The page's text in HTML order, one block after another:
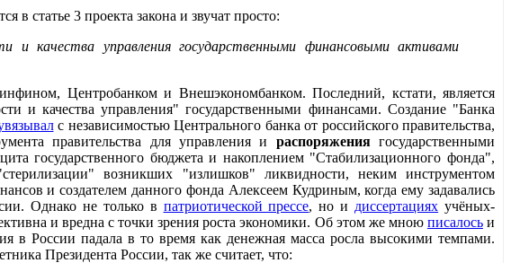
в статье 3 проекта закона и звучат просто:
качества управления государственными финансовыми активами
Центробанком и Внешэкономбанком. Последний, кстати, является
и качества управления" государственными финансами. Создание "Банка
с независимостью Центрального банка от российского правительства,
правительства для управления и распоряжениягосударственными
государственного бюджета и накоплением "Стабилизационного фонда",
возникших "излишков" ликвидности, неким инструментом
и создателем данного фонда Алексеем Кудриным, когда ему задавались
Однако не только в патриотической прессе, но и диссертациях учёных-
и вредна с точки зрения роста экономики. Об этом же мною писалосьи
в России падала в то время как денежная масса росла высокими темпами.
Президента России, так же считает, что: